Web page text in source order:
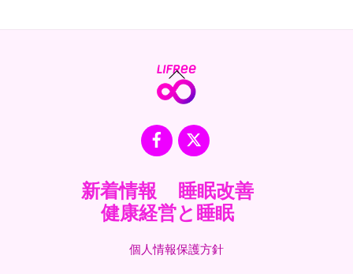
Back
To
Facebook
X
新着情報
睡眠改善
健康経営と睡眠
個人情報保護方針